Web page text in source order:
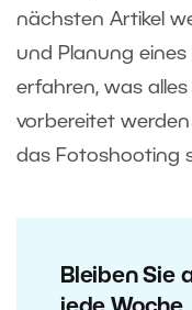
nächsten Artikel
und Planung eines
erfahren, was
vorbereitet
das Fotoshooting
Bleiben Sie